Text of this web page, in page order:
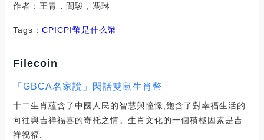
作者：王青，閆駿，馮琳
Tags： CPICPI幣是什么幣
Filecoin
「GBCA名家說」閑話雙鼠生肖幣_
十二生肖蘊含了中國人民的智慧與憧憬,飽含了對幸福生活的
向往與吉祥福喜的寄托之情。生肖文化的一個積極因素是吉
祥祝福.